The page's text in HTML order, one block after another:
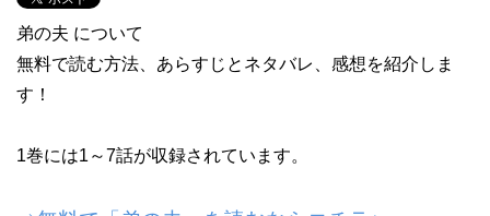
弟の夫 について
無料で読む方法、あらすじとネタバレ、感想を紹介しま
す！
1巻には1～7話が収録されています。